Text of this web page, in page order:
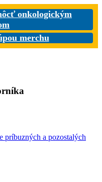
onkologickým
merchu
príbuzných a pozostalých